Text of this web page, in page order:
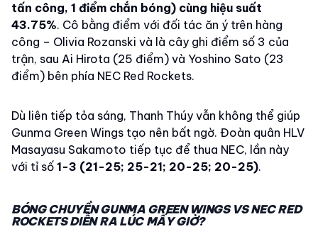
tấn công, 1 điểm chắn bóng) cùng hiệu suất
43.75%. Cô bằng điểm với đối tác ăn ý trên hàng
công – Olivia Rozanski và là cây ghi điểm số 3 của
trận, sau Ai Hirota (25 điểm) và Yoshino Sato (23
điểm) bên phía NEC Red Rockets.
Dù liên tiếp tỏa sáng, Thanh Thúy vẫn không thể giúp
Gunma Green Wings tạo nên bất ngờ. Đoàn quân HLV
Masayasu Sakamoto tiếp tục để thua NEC, lần này
với tỉ số 1-3 (21-25; 25-21; 20-25; 20-25).
BÓNG CHUYỀN GUNMA GREEN WINGS VS NEC RED
ROCKETS DIỄN RA LÚC MẤY GIỜ?